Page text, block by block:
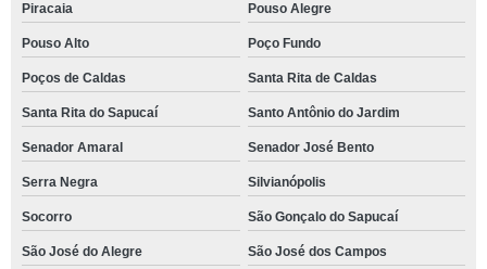
Piracaia Pouso Alegre
Pouso Alto Poço Fundo
Poços de Caldas Santa Rita de Caldas
Santa Rita do Sapucaí Santo Antônio do Jardim
Senador Amaral Senador José Bento
Serra Negra Silvianópolis
Socorro São Gonçalo do Sapucaí
São José do Alegre São José dos Campos